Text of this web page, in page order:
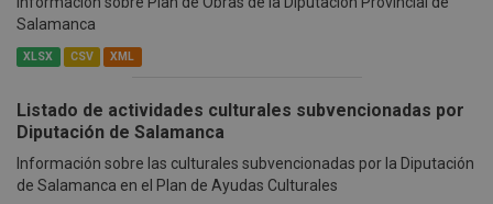
Salamanca
XLSX CSV XML
Listado de actividades culturales subvencionadas por
Diputación de Salamanca
Información sobre las culturales subvencionadas por la Diputación
de Salamanca en el Plan de Ayudas Culturales